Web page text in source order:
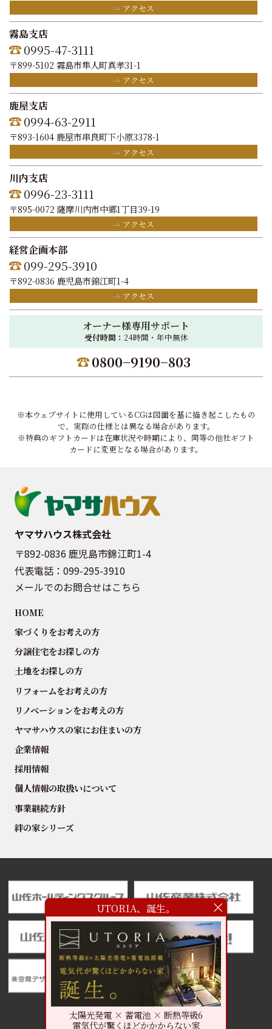
アクセス
霧島支店
0995-47-3111
〒899-5102 霧島市隼人町真孝31-1
アクセス
鹿屋支店
0994-63-2911
〒893-1604 鹿屋市串良町下小原3378-1
アクセス
川内支店
0996-23-3111
〒895-0072 薩摩川内市中郷1丁目39-19
アクセス
経営企画本部
099-295-3910
〒892-0836 鹿児島市錦江町1-4
アクセス
オーナー様専用サポート
受付時間： 24時間・年中無休
0800−9190−803
※本ウェブサイトに使用しているCGは図面を基に描き起こしたもの
で、実際の仕様とは異なる場合があります。
※特典のギフトカードは在庫状況や時期により、同等の他社ギフト
カードに変更となる場合があります。
ヤマサハウス株式会社
〒892-0836 鹿児島市錦江町1-4
代表電話： 099-295-3910
メールでのお問合せはこちら
HOME
家づくりをお考えの方
分譲住宅をお探しの方
土地をお探しの方
リフォームをお考えの方
リノベーションをお考えの方
ヤマサハウスの家にお住まいの方
企業情報
採用情報
個人情報の取扱いについて
事業継続方針
絆の家シリーズ
UTORIA、誕生。
太陽光発電 × 蓄電池 × 断熱等級6
電気代が驚くほどかかからない家